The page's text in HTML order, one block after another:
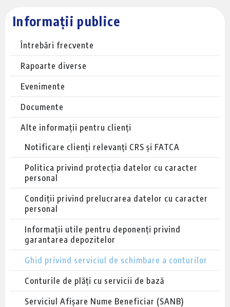
Informații publice
Întrebări frecvente
Rapoarte diverse
Evenimente
Documente
Alte informații pentru clienți
Notificare clienți relevanți CRS și FATCA
Politica privind protecția datelor cu caracter
personal
Condiții privind prelucrarea datelor cu caracter
personal
Informații utile pentru deponenți privind
garantarea depozitelor
Ghid privind serviciul de schimbare a conturilor
Conturile de plăți cu servicii de bază
Serviciul Afișare Nume Beneficiar (SANB)